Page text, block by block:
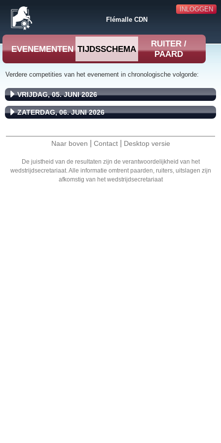
INLOGGEN
Flémalle CDN
EVENEMENTEN TIJDSSCHEMA
RUITER /
PAARD
Verdere competities van het evenement in chronologische volgorde:
VRIJDAG, 05. JUNI 2026
ZATERDAG, 06. JUNI 2026
Naar boven Contact Desktop versie
De juistheid van de resultaten zijn de verantwoordelijkheid van het
wedstrijdsecretariaat. Alle informatie omtrent paarden, ruiters, uitslagen zijn
afkomstig van het wedstrijdsecretariaat